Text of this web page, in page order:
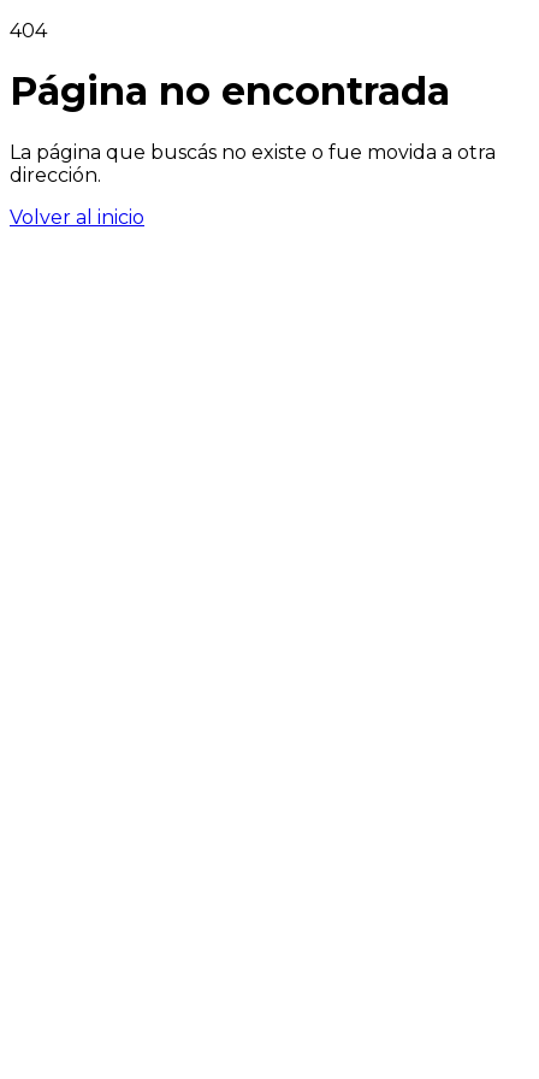
404
Página no encontrada
La página que buscás no existe o fue movida a otra
dirección.
Volver al inicio